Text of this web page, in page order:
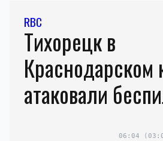
RBC
Тихорецк в
Краснодарском
атаковали
06:04